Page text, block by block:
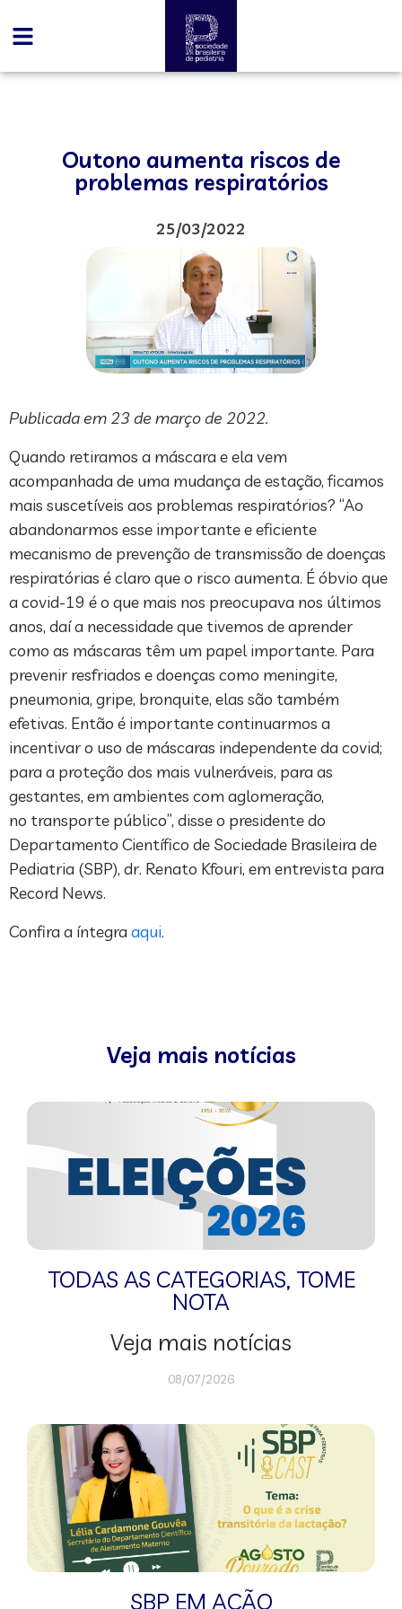
Outono aumenta riscos de
problemas respiratórios
25/03/2022
Publicada em 23 de março de 2022.
Quando retiramos a máscara e ela vem
acompanhada de uma mudança de estação, ficamos
mais suscetíveis aos problemas respiratórios? “Ao
abandonarmos esse importante e eficiente
mecanismo de prevenção de transmissão de doenças
respiratórias é claro que o risco aumenta. É óbvio que
a covid-19 é o que mais nos preocupava nos últimos
anos, daí a necessidade que tivemos de aprender
como as máscaras têm um papel importante. Para
prevenir resfriados e doenças como meningite,
pneumonia, gripe, bronquite, elas são também
efetivas. Então é importante continuarmos a
incentivar o uso de máscaras independente da covid;
para a proteção dos mais vulneráveis, para as
gestantes, em ambientes com aglomeração,
no transporte público”, disse o presidente do
Departamento Científico de Sociedade Brasileira de
Pediatria (SBP), dr. Renato Kfouri, em entrevista para
Record News.
Confira a íntegra aqui.
Veja mais notícias
TODAS AS CATEGORIAS, TOME
NOTA
Veja mais notícias
08/07/2026
SBP EM AÇÃO